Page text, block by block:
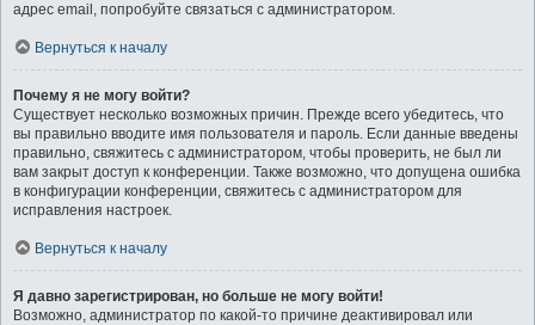
адрес email, попробуйте связаться с администратором.
Вернуться к началу
Почему я не могу войти?
Существует несколько возможных причин. Прежде всего убедитесь, что
вы правильно вводите имя пользователя и пароль. Если данные введены
правильно, свяжитесь с администратором, чтобы проверить, не был ли
вам закрыт доступ к конференции. Также возможно, что допущена ошибка
в конфигурации конференции, свяжитесь с администратором для
исправления настроек.
Вернуться к началу
Я давно зарегистрирован, но больше не могу войти!
Возможно, администратор по какой-то причине деактивировал или